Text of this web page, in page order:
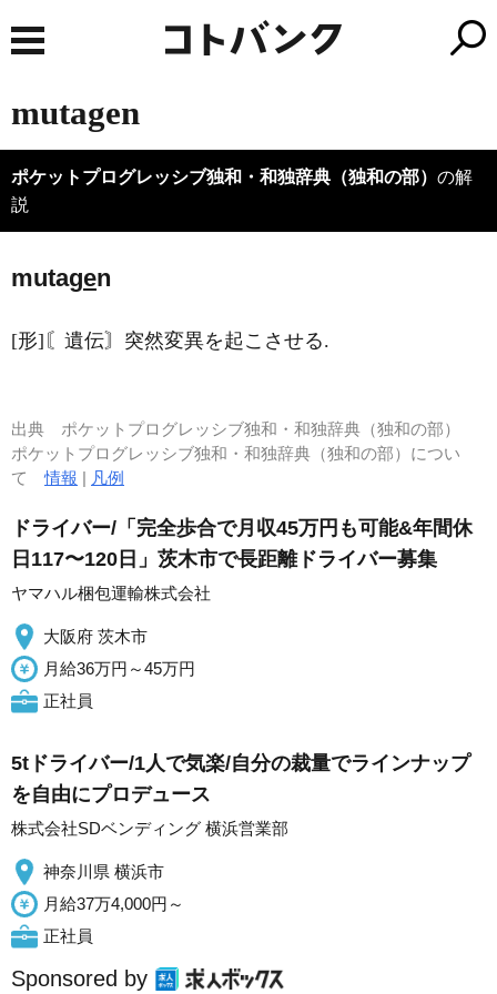
mutagen
ポケットプログレッシブ独和・和独辞典（独和の部） の解
説
mutagen
[形]〘遺伝〙突然変異を起こさせる.
出典 ポケットプログレッシブ独和・和独辞典（独和の部）
ポケットプログレッシブ独和・和独辞典（独和の部）につい
て情報 | 凡例
ドライバー/「完全歩合で月収45万円も可能&年間休
日117〜120日」茨木市で長距離ドライバー募集
ヤマハル梱包運輸株式会社
大阪府 茨木市
月給36万円～45万円
正社員
5tドライバー/1人で気楽/自分の裁量でラインナップ
を自由にプロデュース
株式会社SDベンディング 横浜営業部
神奈川県 横浜市
月給37万4,000円～
正社員
Sponsored by